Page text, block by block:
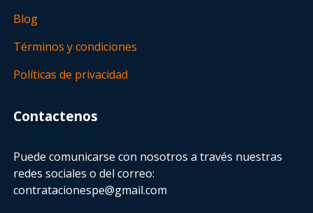
Blog
Términos y condiciones
Políticas de privacidad
Contactenos
Puede comunicarse con nosotros a través nuestras
redes sociales o del correo:
contratacionespe@gmail.com